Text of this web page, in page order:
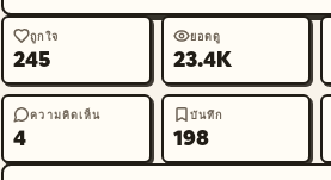
ถูกใจ
245
ยอดดู
23.4K
ความคิดเห็น
4
บันทึก
198